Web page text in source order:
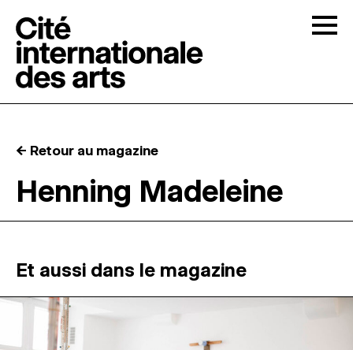
RÉSIDENCES ↓
ATELIERS OUVERTS
PROGRAMMATION
← Retour au magazine
Henning Madeleine
Et aussi dans le magazine